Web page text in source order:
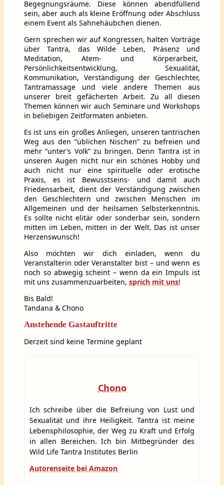
Begegnungsräume. Diese können abendfüllend
sein, aber auch als kleine Eröffnung oder Abschluss
einem Event als Sahnehäubchen dienen.
Gern sprechen wir auf Kongressen, halten Vorträge
über Tantra, das Wilde Leben, Präsenz und
Meditation, Atem- und Körperarbeit,
Persönlichkeitsentwicklung, Sexualität,
Kommunikation, Verständigung der Geschlechter,
Tantramassage und viele andere Themen aus
unserer breit gefächerten Arbeit. Zu all diesen
Themen können wir auch Seminare und Workshops
in beliebigen Zeitformaten anbieten.
Es ist uns ein großes Anliegen, unseren tantrischen
Weg aus den “üblichen Nischen” zu befreien und
mehr “unter’s Volk” zu bringen. Denn Tantra ist in
unseren Augen nicht nur ein schönes Hobby und
auch nicht nur eine spirituelle oder erotische
Praxis, es ist Bewusstseins- und damit auch
Friedensarbeit, dient der Verständigung zwischen
den Geschlechtern und zwischen Menschen im
Allgemeinen und der heilsamen Selbsterkenntnis.
Es sollte nicht elitär oder sonderbar sein, sondern
mitten im Leben, mitten in der Welt. Das ist unser
Herzenswunsch!
Also möchten wir dich einladen, wenn du
Veranstalterin oder Veranstalter bist – und wenn es
noch so abwegig scheint – wenn da ein Impuls ist
mit uns zusammenzuarbeiten, sprich mit uns!
Bis Bald!
Tandana & Chono
Anstehende Gastauftritte
Derzeit sind keine Termine geplant
Chono
Ich schreibe über die Befreiung von Lust und
Sexualität und ihre Heiligkeit. Tantra ist meine
Lebensphilosophie, der Weg zu Kraft und Erfolg
in allen Bereichen. Ich bin Mitbegründer des
Wild Life Tantra Institutes Berlin
Autorenseite bei Amazon